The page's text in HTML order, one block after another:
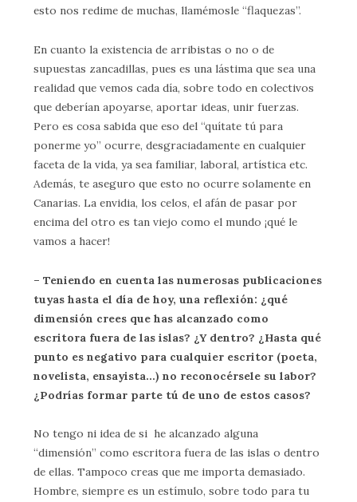
esto nos redime de muchas, llamémosle “flaquezas”.
En cuanto la existencia de arribistas o no o de
supuestas zancadillas, pues es una lástima que sea una
realidad que vemos cada día, sobre todo en colectivos
que deberían apoyarse, aportar ideas, unir fuerzas.
Pero es cosa sabida que eso del “quítate tú para
ponerme yo” ocurre, desgraciadamente en cualquier
faceta de la vida, ya sea familiar, laboral, artística etc.
Además, te aseguro que esto no ocurre solamente en
Canarias. La envidia, los celos, el afán de pasar por
encima del otro es tan viejo como el mundo ¡qué le
vamos a hacer!
– Teniendo en cuenta las numerosas publicaciones
tuyas hasta el día de hoy, una reflexión: ¿qué
dimensión crees que has alcanzado como
escritora fuera de las islas? ¿Y dentro? ¿Hasta qué
punto es negativo para cualquier escritor (poeta,
novelista, ensayista…) no reconocérsele su labor?
¿Podrías formar parte tú de uno de estos casos?
No tengo ni idea de si he alcanzado alguna
“dimensión” como escritora fuera de las islas o dentro
de ellas. Tampoco creas que me importa demasiado.
Hombre, siempre es un estímulo, sobre todo para tu